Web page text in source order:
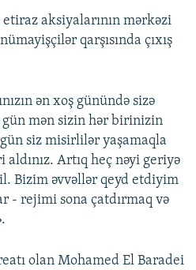
aksiyalarının mərkəzi
qarşısında çıxış
ən xoş günündə sizə
gün mən sizin hər birinizin
siz misirlilər yaşamaqla
aldınız. Artıq heç nəyi geriyə
Bizim əvvəllər qeyd etdiyim
- rejimi sona çatdırmaq və
olan Mohamed El Baradei